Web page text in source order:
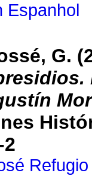
Espanhol
G.
2